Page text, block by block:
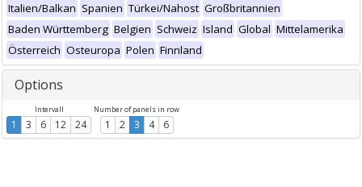
Italien/Balkan Spanien Türkei/Nahost Großbritannien
Baden Württemberg Belgien Schweiz Island Global Mittelamerika
Österreich Osteuropa Polen Finnland
Options
Intervall
1 3 6 12 24
Number of panels in row
1 2 3 4 6